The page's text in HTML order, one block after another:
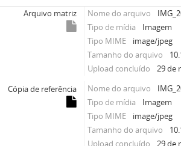
Arquivo matriz Nome do arquivo
Tipo de mídia
Imagem
Tipo MIME
image/jpeg
Tamanho do arquivo
Upload concluído
29 de
Cópia de referência
Nome do arquivo
Tipo de mídia
Imagem
Tipo MIME
image/jpeg
Tamanho do arquivo
Upload concluído
29 de